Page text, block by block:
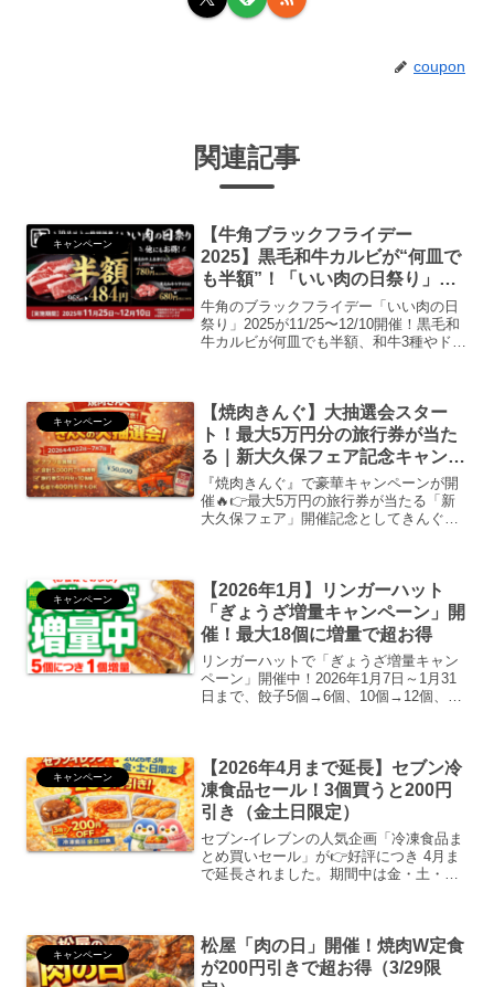
coupon
関連記事
キャンペーン
【牛角ブラックフライデー
2025】黒毛和牛カルビが“何皿で
も半額”！「いい肉の日祭り」
11/25～12/10開催｜対象商品・価
格・利用方法まとめ
牛角のブラックフライデー「いい肉の日
祭り」2025が11/25〜12/10開催！黒毛和
牛カルビが何皿でも半額、和牛3種やドリ
キャンペーン
【焼肉きんぐ】大抽選会スター
ト！最大5万円分の旅行券が当た
る｜新大久保フェア記念キャンペ
ーン
『焼肉きんぐ』で豪華キャンペーンが開
催🔥👉最大5万円の旅行券が当たる「新
大久保フェア」開催記念としてきんぐの
ンペーン概要✔ ...
キャンペーン
【2026年1月】リンガーハット
「ぎょうざ増量キャンペーン」開
催！最大18個に増量で超お得
リンガーハットで「ぎょうざ増量キャン
ペーン」開催中！2026年1月7日～1月31
日まで、餃子5個→6個、10個→12個、15
キャンペーン
【2026年4月まで延長】セブン冷
凍食品セール！3個買うと200円
引き（金土日限定）
セブン-イレブンの人気企画「冷凍食品ま
とめ買いセール」が👉好評につき 4月ま
で延長されました。期間中は金・土・日
いするほどお得に...
キャンペーン
松屋「肉の日」開催！焼肉W定食
が200円引きで超お得（3/29限